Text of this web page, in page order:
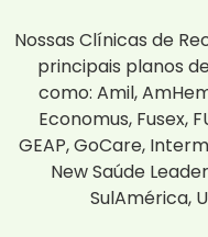
Nossas Clínicas de
principais planos
como: Amil,
Economus, Fusex,
GEAP, GoCare,
New Saúde
SulAmérica,